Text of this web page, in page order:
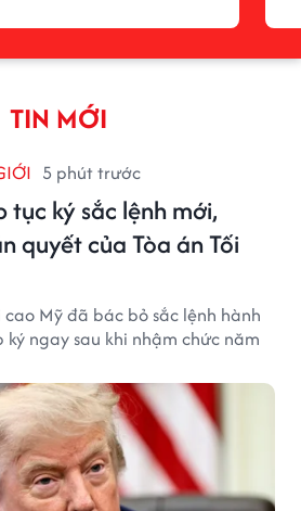
TIN MỚI
5 phút trước
tục ký sắc lệnh mới,
quyết của Tòa án Tối
cao Mỹ đã bác bỏ sắc lệnh hành
ngay sau khi nhậm chức năm